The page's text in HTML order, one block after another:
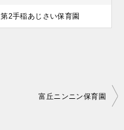
第2手稲あじさい保育園
富丘ニンニン保育園